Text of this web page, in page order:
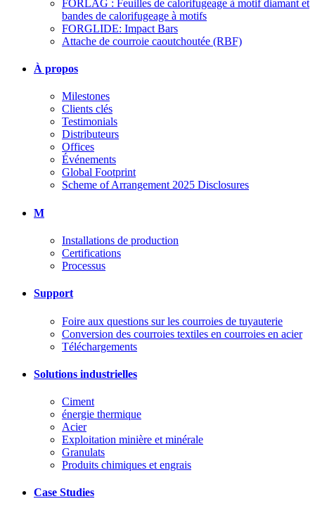
FORLAG : Feuilles de calorifugeage à motif diamant et
bandes de calorifugeage à motifs
FORGLIDE: Impact Bars
Attache de courroie caoutchoutée (RBF)
À propos
Milestones
Clients clés
Testimonials
Distributeurs
Offices
Événements
Global Footprint
Scheme of Arrangement 2025 Disclosures
M
Installations de production
Certifications
Processus
Support
Foire aux questions sur les courroies de tuyauterie
Conversion des courroies textiles en courroies en acier
Téléchargements
Solutions industrielles
Ciment
énergie thermique
Acier
Exploitation minière et minérale
Granulats
Produits chimiques et engrais
Case Studies